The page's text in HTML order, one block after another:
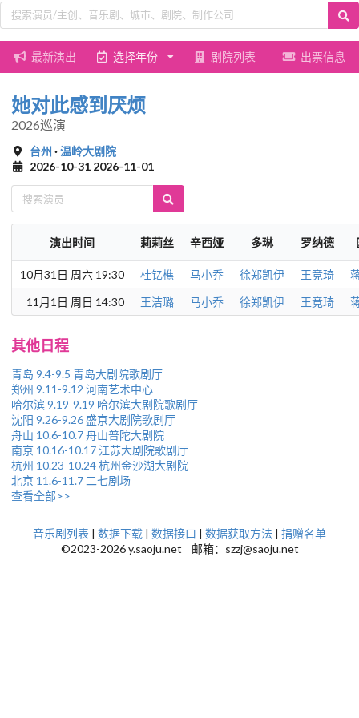
最新演出 选择年份 剧院列表 出票信息
她对此感到厌烦
2026巡演
台州 ·温岭大剧院
2026-10-31 2026-11-01
演出时间 莉莉丝 辛西娅 多琳 罗纳德
10月31日 周六 19:30 杜钇樵 马小乔 徐郑凯伊 王竞琦
11月1日 周日 14:30
王洁璐 马小乔 徐郑凯伊 王竞琦
其他日程
青岛 9.4-9.5 青岛大剧院歌剧厅
郑州 9.11-9.12 河南艺术中心
哈尔滨 9.19-9.19 哈尔滨大剧院歌剧厅
沈阳 9.26-9.26 盛京大剧院歌剧厅
舟山 10.6-10.7 舟山普陀大剧院
南京 10.16-10.17 江苏大剧院歌剧厅
杭州 10.23-10.24 杭州金沙湖大剧院
北京 11.6-11.7 二七剧场
查看全部>>
音乐剧列表 | 数据下载 | 数据接口 | 数据获取方法 | 捐赠名单
©2023-2026 y.saoju.net 邮箱：szzj@saoju.net